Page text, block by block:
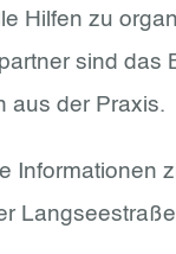
Hilfen zu
sind das
aus der Praxis.
Informationen